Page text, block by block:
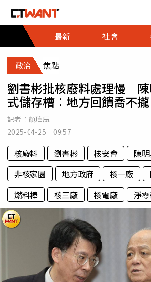
最新
社會
政治 焦點
劉書彬批核廢料處理慢
式儲存槽：地方回饋喬不攏
記者： 顏瑋辰
2025-04-25 09:57
核廢料 劉書彬 核安會
陳
非核家園
地方政府 核一廠
燃料棒
核三廠 核電廠 淨